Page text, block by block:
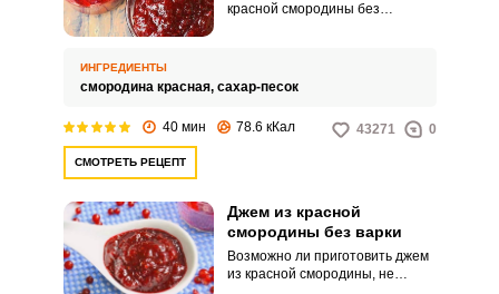
красной смородины без
получается без приторной
сладости – это достигается за
ягод и сахарного песка.
ИНГРЕДИЕНТЫ
смородина красная, сахар-песок
40 мин 78.6 кКал 43271 0
СМОТРЕТЬ РЕЦЕПТ
Джем из красной
смородины без варки
Возможно ли приготовить джем
из красной смородины, не